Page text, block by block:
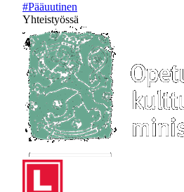
#Pääuutinen
Yhteistyössä